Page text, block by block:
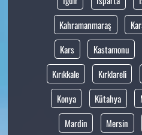
Kahramanmaraş
Kars
Kastamonu
Kırıkkale
Kırklareli
Konya
Kütahya
Mardin
Mersin